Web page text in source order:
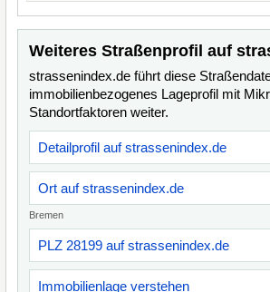
Weiteres Straßenprofil auf
strassenindex.de führt diese
immobilienbezogenes Lageprofil mit
Standortfaktoren weiter.
Detailprofil auf strassenindex.de
Ort auf strassenindex.de
Bremen
PLZ 28199 auf strassenindex.de
Immobilienlage verstehen